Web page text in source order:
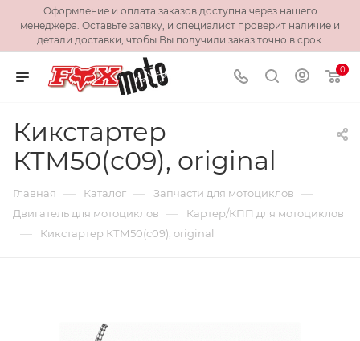
Оформление и оплата заказов доступна через нашего
менеджера. Оставьте заявку, и специалист проверит наличие и
детали доставки, чтобы Вы получили заказ точно в срок.
0
Кикстартер
КТМ50(с09), original
Главная — Каталог — Запчасти для мотоциклов —
Двигатель для мотоциклов — Картер/КПП для мотоциклов
— Кикстартер КТМ50(с09), original